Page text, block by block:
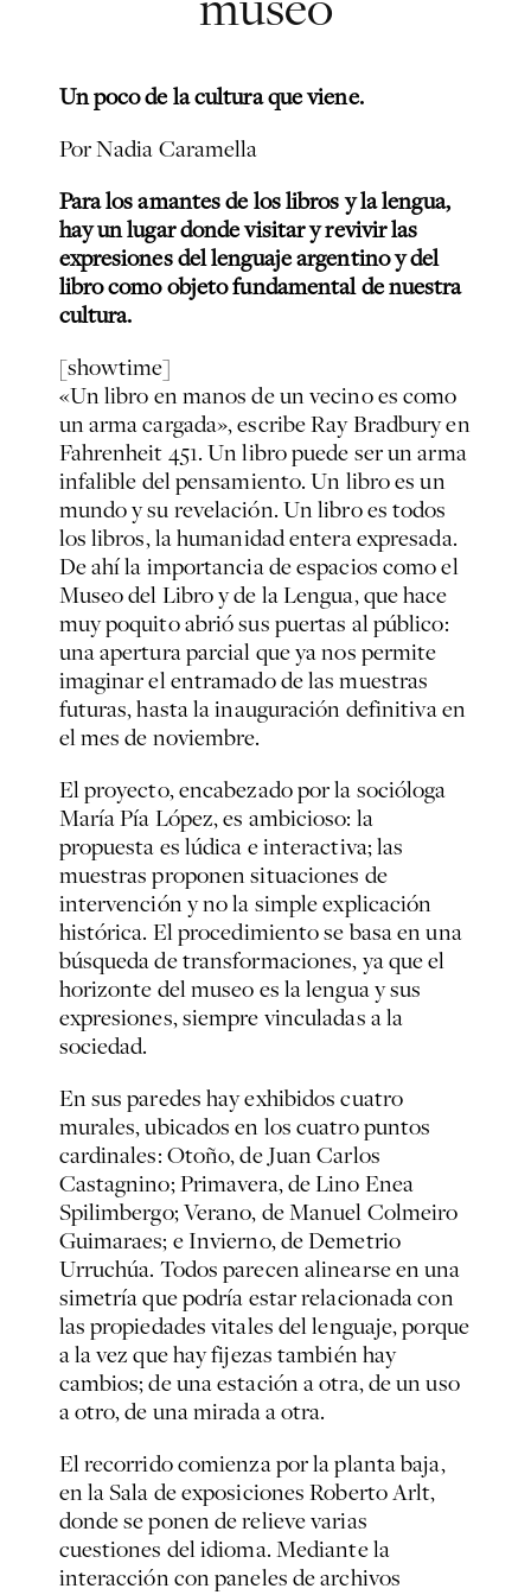
Un poco de la cultura que viene.
Por Nadia Caramella
Para los amantes de los libros y la lengua,
hay un lugar donde visitar y revivir las
expresiones del lenguaje argentino y del
libro como objeto fundamental de nuestra
cultura.
[showtime]
«Un libro en manos de un vecino es como
un arma cargada», escribe Ray Bradbury en
Fahrenheit 451. Un libro puede ser un arma
infalible del pensamiento. Un libro es un
mundo y su revelación. Un libro es todos
los libros, la humanidad entera expresada.
De ahí la importancia de espacios como el
Museo del Libro y de la Lengua, que hace
muy poquito abrió sus puertas al público:
una apertura parcial que ya nos permite
imaginar el entramado de las muestras
futuras, hasta la inauguración definitiva en
el mes de noviembre.
El proyecto, encabezado por la socióloga
María Pía López, es ambicioso: la
propuesta es lúdica e interactiva; las
muestras proponen situaciones de
intervención y no la simple explicación
histórica. El procedimiento se basa en una
búsqueda de transformaciones, ya que el
horizonte del museo es la lengua y sus
expresiones, siempre vinculadas a la
sociedad.
En sus paredes hay exhibidos cuatro
murales, ubicados en los cuatro puntos
cardinales: Otoño, de Juan Carlos
Castagnino; Primavera, de Lino Enea
Spilimbergo; Verano, de Manuel Colmeiro
Guimaraes; e Invierno, de Demetrio
Urruchúa. Todos parecen alinearse en una
simetría que podría estar relacionada con
las propiedades vitales del lenguaje, porque
a la vez que hay fijezas también hay
cambios; de una estación a otra, de un uso
a otro, de una mirada a otra.
El recorrido comienza por la planta baja,
en la Sala de exposiciones Roberto Arlt,
donde se ponen de relieve varias
cuestiones del idioma. Mediante la
interacción con paneles de archivos